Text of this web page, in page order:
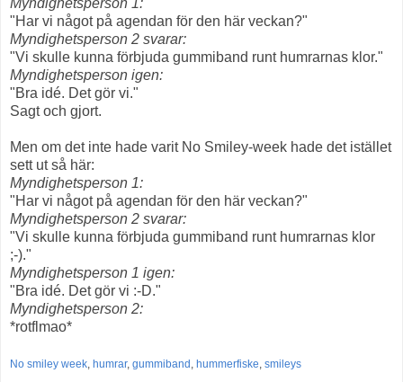
Myndighetsperson 1:
"Har vi något på agendan för den här veckan?"
Myndighetsperson 2 svarar:
"Vi skulle kunna förbjuda gummiband runt humrarnas klor."
Myndighetsperson igen:
"Bra idé. Det gör vi."
Sagt och gjort.
Men om det inte hade varit No Smiley-week hade det istället
sett ut så här:
Myndighetsperson 1:
"Har vi något på agendan för den här veckan?"
Myndighetsperson 2 svarar:
"Vi skulle kunna förbjuda gummiband runt humrarnas klor
;-)."
Myndighetsperson 1 igen:
"Bra idé. Det gör vi :-D."
Myndighetsperson 2:
*rotflmao*
No smiley week, humrar, gummiband , hummerfiske, smileys